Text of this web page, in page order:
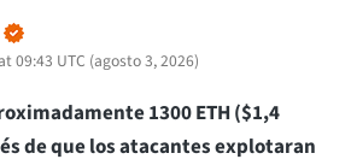
09:43 UTC (agosto 3, 2026)
1300 ETH ($1,4
de que los atacantes explotaran